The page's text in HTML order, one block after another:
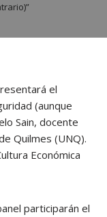
el
(aunque
Sain, docente
Quilmes (UNQ).
Económica
participarán el